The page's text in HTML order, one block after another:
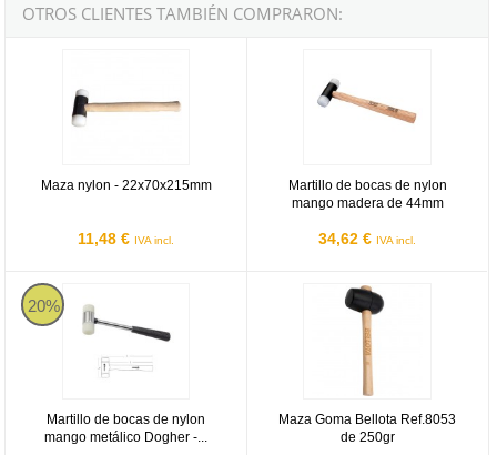
OTROS CLIENTES TAMBIÉN COMPRARON:
Maza nylon - 22x70x215mm
11,48 € IVA incl.
Martillo de bocas de nylon
mango madera de 44mm
34,62 € IVA incl.
20%
Martillo de bocas de nylon
mango metálico Dogher -...
Martillo de bocas de nylon mango metálico Dogher -
Maza Goma Bellota Ref.8053
de 250gr
Maza Goma Bellota Ref.8053 de